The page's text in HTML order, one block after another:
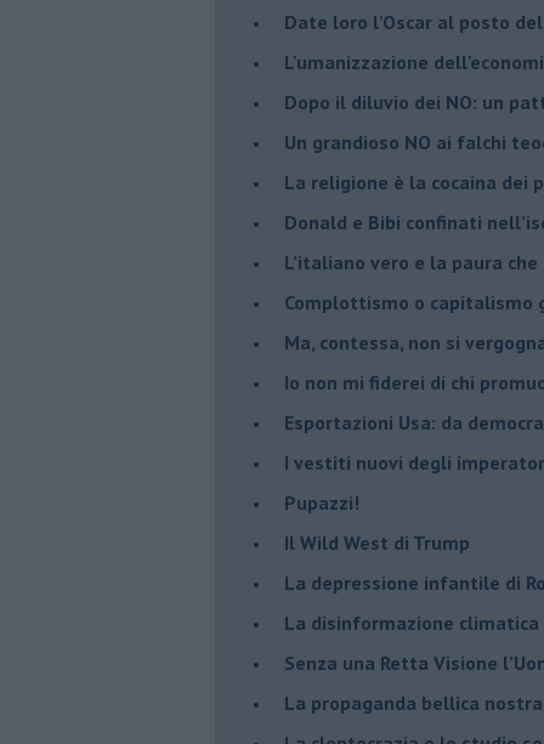
​Date loro l’Oscar al posto
L'umanizzazione
​Dopo il diluvio dei NO: un
​Un grandioso NO ai falchi
La religione è la cocaina dei
Donald e Bibi confinati
L’italiano vero e la paura
​Complottismo o capitalismo
​Ma, contessa, non si
​Io non mi fiderei di chi
Esportazioni Usa: da
​I vestiti nuovi degli
​Pupazzi!
​Il Wild West di Trump
​La depressione infantile di
​La disinformazione
Senza una Retta Visione
​La propaganda bellica